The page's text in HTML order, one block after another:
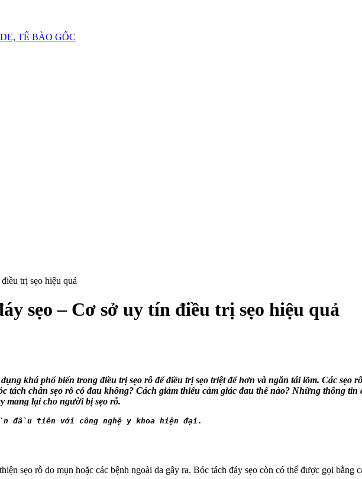
TẾ BÀO GỐC
trị sẹo hiệu quả
sẹo – Cơ sở uy tín điều trị sẹo hiệu quả
khá phổ biến trong điều trị sẹo rỗ để điều trị sẹo triệt để hơn và ngăn tái lõm. Các sẹo
tách chân sẹo rỗ có đau không? Cách giảm thiểu cảm giác đau thế nào? Những thông
mang lại cho người bị sẹo rỗ.
đầu tiên với công nghệ y khoa hiện đại.
sẹo rỗ do mụn hoặc các bệnh ngoài da gây ra. Bóc tách đáy sẹo còn có thể được gọi bằng